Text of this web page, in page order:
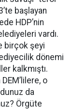
başlayan
HDP’nin
vardı.
birçok şeyi
dönemi
kalkmıştı.
o
da
Örgüte